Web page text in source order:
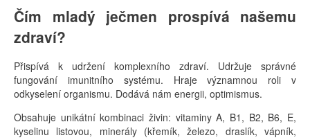
Čím mladý ječmen prospívá našemu
zdraví?
Přispívá k udržení komplexního zdraví. Udržuje správné
fungování imunitního systému. Hraje významnou roli v
odkyselení organismu. Dodává nám energii, optimismus.
Obsahuje unikátní kombinaci živin: vitaminy A, B1, B2, B6, E,
kyselinu listovou, minerály (křemík, železo, draslík, vápník,